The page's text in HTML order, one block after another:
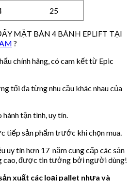
25
MẶT BÀN 4 BÁNH EPLIFT TẠI
?
chính hãng, có cam kết từ Epic
tối đa từng nhu cầu khác nhau của
hành tận tình, uy tín.
tiếp sản phẩm trước khi chọn mua.
uy tín hơn 17 năm cung cấp các sản
cao, được tin tưởng bởi người dùng!
xuất các loại pallet nhựa và